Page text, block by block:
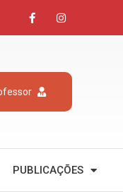
PUBLICAÇÕES